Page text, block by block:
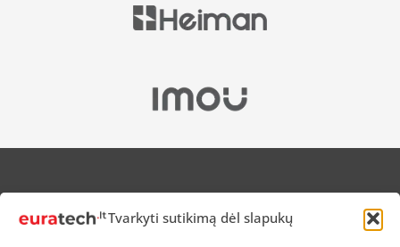
Tvarkyti sutikimą dėl slapukų
APIE MUS
NUOLAIDOS HEROJAMS